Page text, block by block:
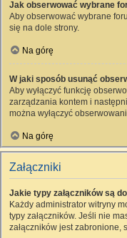
Jak obserwować wybrane
Aby obserwować wybrane
się na dole strony.
Na górę
W jaki sposób usunąć
Aby wyłączyć funkcję
zarządzania kontem i
można wyłączyć
Na górę
Załączniki
Jakie typy załączników są
Każdy administrator witryny
typy załączników. Jeśli nie
załączników jest zabronione,